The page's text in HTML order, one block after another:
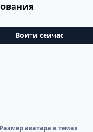
Войти сейчас
Размер аватара в темах